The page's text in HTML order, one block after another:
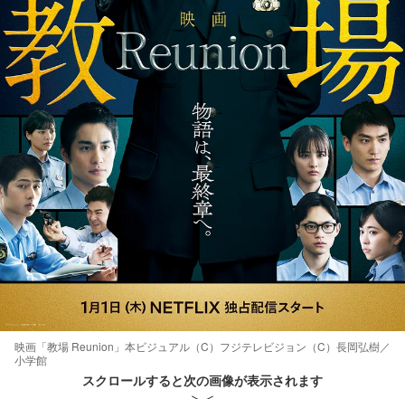
映画「教場 Reunion」本ビジュアル（C）フジテレビジョン（C）長岡弘樹／
小学館
スクロールすると次の画像が表示されます